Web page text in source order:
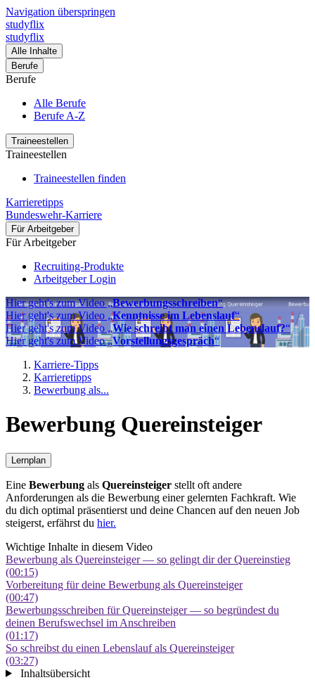
Navigation überspringen
studyflix
studyflix
Alle Inhalte
Berufe
Berufe
Alle Berufe
Berufe A-Z
Traineestellen
Traineestellen
Traineestellen finden
Karrieretipps
Bundeswehr-Karriere
Für Arbeitgeber
Für Arbeitgeber
Recruiting-Produkte
Arbeitgeber Login
Hier geht's zum Video „Bewerbungsschreiben“
Hier geht's zum Video „Kenntnisse im Lebenslauf“
Hier geht's zum Video „Wie schreibt man einen Lebenslauf?“
Hier geht's zum Video „Vorstellungsgespräch“
Karriere-Tipps
Karrieretipps
Bewerbung als...
Bewerbung Quereinsteiger
Lernplan
Eine Bewerbung als Quereinsteiger stellt oft andere
Anforderungen als die Bewerbung einer gelernten Fachkraft. Wie
du dich optimal präsentierst und deine Chancen auf den neuen Job
steigerst, erfährst du hier.
Wichtige Inhalte in diesem Video
Bewerbung als Quereinsteiger — so gelingt dir der Quereinstieg
(00:15)
Vorbereitung für deine Bewerbung als Quereinsteiger
(00:47)
Bewerbungsschreiben für Quereinsteiger — so begründest du
deinen Berufswechsel im Anschreiben
(01:17)
So schreibst du einen Lebenslauf als Quereinsteiger
(03:27)
Inhaltsübersicht